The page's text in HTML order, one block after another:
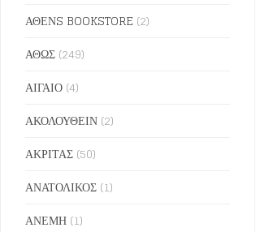
ΑΘΕΝS BOOKSTORE (2)
ΑΘΩΣ (249)
ΑΙΓΑΙΟ (4)
ΑΚΟΛΟΥΘΕΙΝ (2)
ΑΚΡΙΤΑΣ (50)
ΑΝΑΤΟΛΙΚΟΣ (1)
ΑΝΕΜΗ (1)